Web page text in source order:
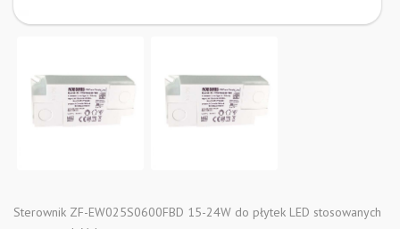
Sterownik ZF-EW025S0600FBD 15-24W do płytek LED stosowanych